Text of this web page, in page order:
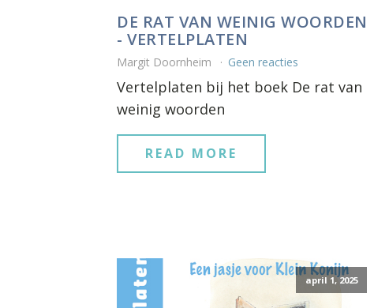
DE RAT VAN WEINIG WOORDEN
- VERTELPLATEN
Margit Doornheim Geen reacties
Vertelplaten bij het boek De rat van
weinig woorden
READ MORE
april 1, 2025